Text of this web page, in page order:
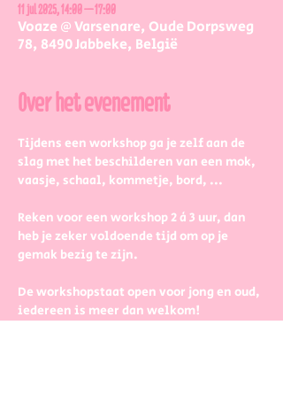
11 jul 2025, 14:00 – 17:00
Voaze @ Varsenare, Oude Dorpsweg
78, 8490 Jabbeke, België
Over het evenement
Tijdens een workshop ga je zelf aan de
slag met het beschilderen van een mok,
vaasje, schaal, kommetje, bord, ...
Reken voor een workshop 2 à 3 uur, dan
heb je zeker voldoende tijd om op je
gemak bezig te zijn.
De workshopstaat open voor jong en oud,
iedereen is meer dan welkom!